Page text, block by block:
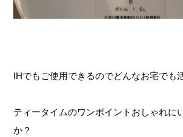
IHでもご使用できるのでどんなお宅でも
ティータイムのワンポイントおしゃれに
か？